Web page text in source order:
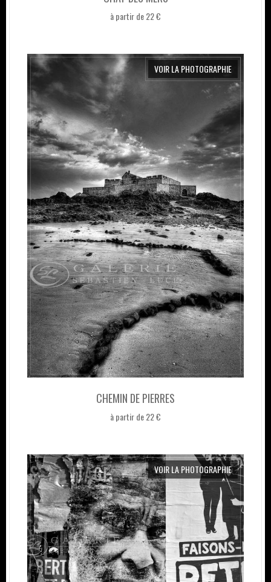
à partir de 22 €
CHEMIN DE PIERRES
à partir de 22 €
VOIR LA PHOTOGRAPHIE
VOIR LA PHOTOGRAPHIE